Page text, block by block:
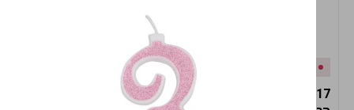
במלאי